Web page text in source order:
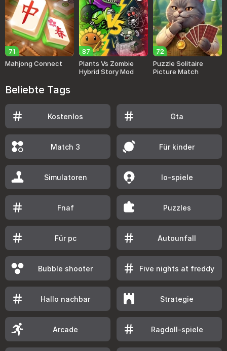
71
Mahjong Connect
87
Plants Vs Zombie
Hybrid Story Mod
72
Puzzle Solitaire
Picture Match
Beliebte Tags
Kostenlos Gta
Match 3 Für kinder
Simulatoren Io-spiele
Fnaf Puzzles
Für pc Autounfall
Bubble shooter Five nights at freddy
Hallo nachbar Strategie
Arcade Ragdoll-spiele